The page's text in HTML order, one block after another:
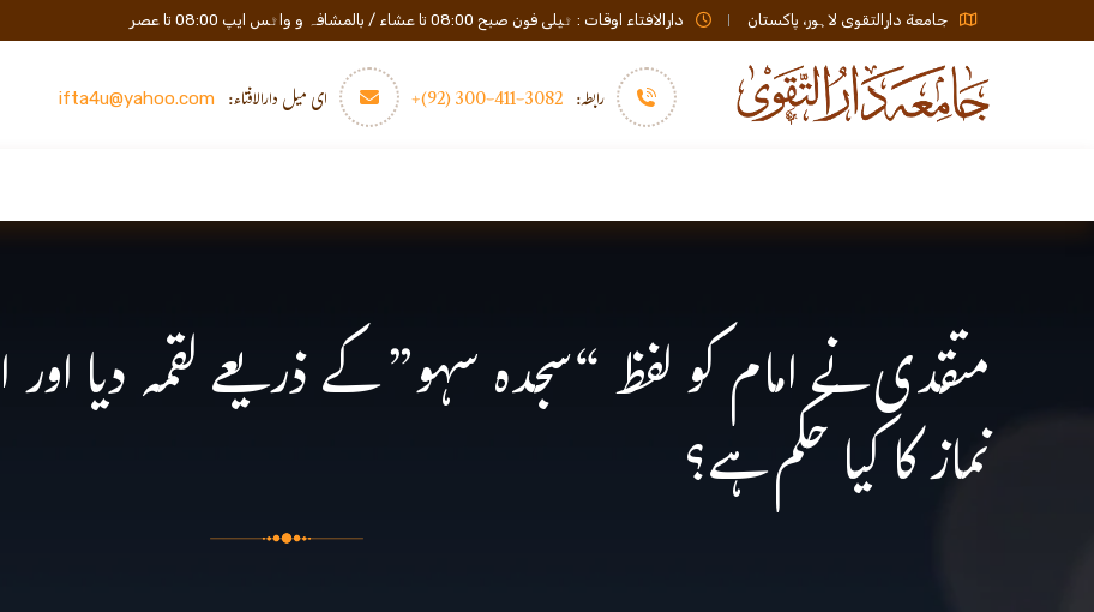
جامعة دارالتقوی لاہور، پاکستان دارالافتاء اوقات : ٹیلی فون صبح 08:00 تا عشاء / بالمشافہ و واٹس ایپ 08:00 تا عصر
رابطہ: 3082-411-300 (92)+ ای میل دارالافتاء: ifta4u@yahoo.com
متقدی نے امام کو لفظ “سجدہ سہو” کے ذریعے لقمہ دیا اور
نماز کا کیا حکم ہے؟